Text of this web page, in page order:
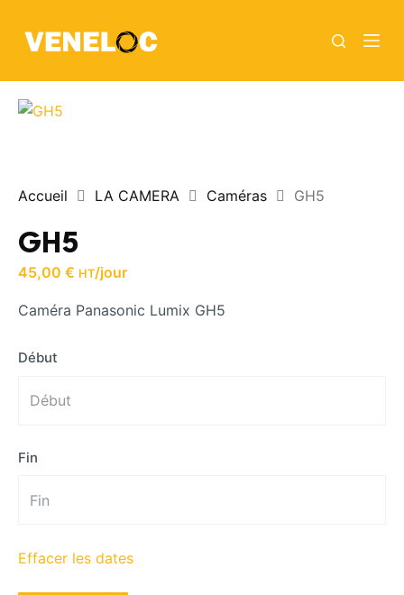
e
o
n
t
e
u
Accueil LA CAMERA Caméras GH5
GH5
45,00 € HT/jour
Caméra Panasonic Lumix GH5
Début
Fin
Effacer les dates